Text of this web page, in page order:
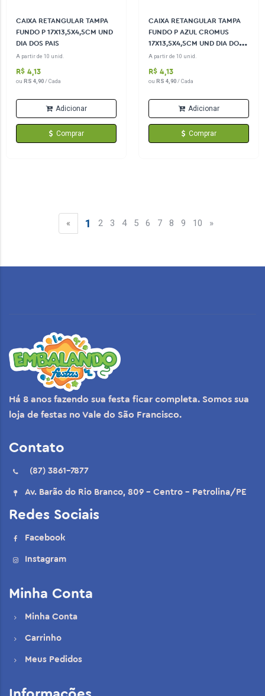
CAIXA RETANGULAR TAMPA
FUNDO P 17X13,5X4,5CM UND
DIA DOS PAIS
A partir de 10 unid.
R$ 4,13
ou RS 4,90/ Cada
Adicionar
Comprar
CAIXA RETANGULAR TAMPA
FUNDO P AZUL CROMUS
17X13,5X4,5CM UND DIA DOS
PAIS
A partir de 10 unid.
R$ 4,13
ou RS 4,90/ Cada
Adicionar
Comprar
« 1 2 3 4 5 6 7 8 9 10 »
Há 8 anos fazendo sua festa ficar completa. Somos sua
loja de festas no Vale do São Francisco.
Contato
(87) 3861-7877
Av. Barão do Rio Branco, 809 - Centro - Petrolina/PE
Redes Sociais
Facebook
Instagram
Minha Conta
Minha Conta
Carrinho
Meus Pedidos